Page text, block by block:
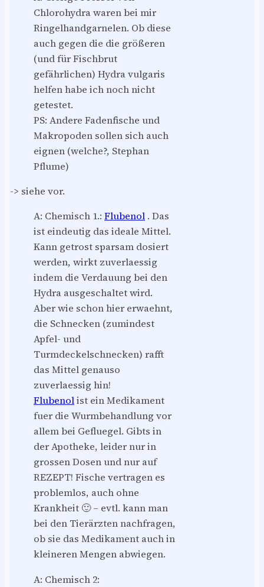
Chlorohydra waren bei mir
Ringelhandgarnelen. Ob diese
auch gegen die die größeren
(und für Fischbrut
gefährlichen) Hydra vulgaris
helfen habe ich noch nicht
getestet.
PS: Andere Fadenfische und
Makropoden sollen sich auch
eignen (welche?, Stephan
Pflume)
-> siehe vor.
A: Chemisch 1.: Flubenol . Das
ist eindeutig das ideale Mittel.
Kann getrost sparsam dosiert
werden, wirkt zuverlaessig
indem die Verdauung bei den
Hydra ausgeschaltet wird.
Aber wie schon hier erwaehnt,
die Schnecken (zumindest
Apfel- und
Turmdeckelschnecken) rafft
das Mittel genauso
zuverlaessig hin!
Flubenolist ein Medikament
fuer die Wurmbehandlung vor
allem bei Gefluegel. Gibts in
der Apotheke, leider nur in
grossen Dosen und nur auf
REZEPT! Fische vertragen es
problemlos, auch ohne
Krankheit 🙂 – evtl. kann man
bei den Tierärzten nachfragen,
ob sie das Medikament auch in
kleineren Mengen abwiegen.
A: Chemisch 2: